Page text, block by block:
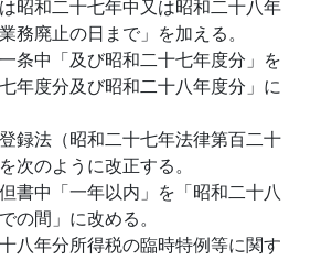
昭和二十七年中又は昭和二十八年
務廃止の日まで」を加える。
条中「及び昭和二十七年度分」を
年度分及び昭和二十八年度分」に
録法（昭和二十七年法律第百二十
次のように改正する。
書中「一年以内」を「昭和二十八
の間」に改める。
八年分所得税の臨時特例等に関す